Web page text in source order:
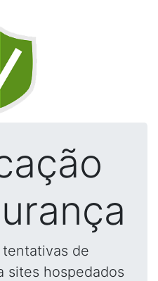
de
sites hospedados